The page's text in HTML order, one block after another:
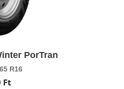
PorTran
R16
Ft